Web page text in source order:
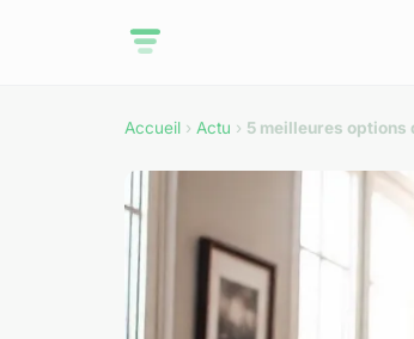
Accueil › Actu › 5 meilleures options